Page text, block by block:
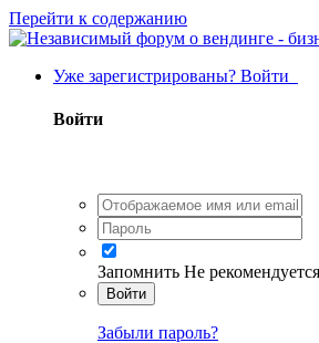
Перейти к содержанию
Уже зарегистрированы? Войти
Войти
Запомнить Не
Войти
Забыли пароль?